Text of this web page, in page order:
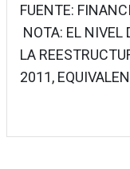
FUENTE:
NOTA: EL NIVEL
LA
2011,